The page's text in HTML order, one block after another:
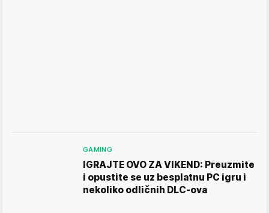
GAMING
IGRAJTE OVO ZA VIKEND: Preuzmite
i opustite se uz besplatnu PC igru i
nekoliko odličnih DLC-ova